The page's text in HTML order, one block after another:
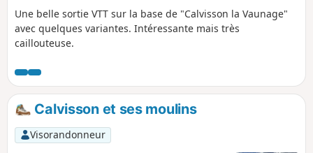
Une belle sortie VTT sur la base de "Calvisson la Vaunage"
avec quelques variantes. Intéressante mais très
caillouteuse.
Calvisson et ses moulins
Visorandonneur